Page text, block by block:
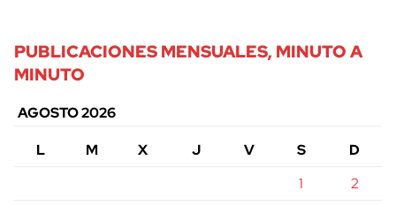
PUBLICACIONES MENSUALES, MINUTO A
MINUTO
AGOSTO 2026
L
M X J V S
D
1
2